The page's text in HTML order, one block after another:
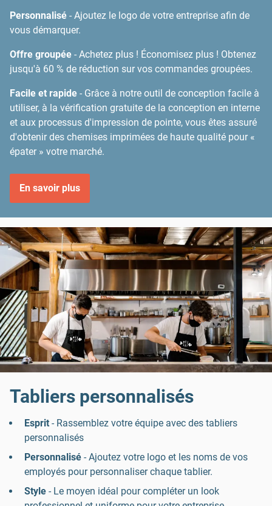
Personnalisé - Ajoutez le logo de votre entreprise afin de
vous démarquer.
Offre groupée - Achetez plus ! Économisez plus ! Obtenez
jusqu'à 60 % de réduction sur vos commandes groupées.
Facile et rapide - Grâce à notre outil de conception facile à
utiliser, à la vérification gratuite de la conception en interne
et aux processus d'impression de pointe, vous êtes assuré
d'obtenir des chemises imprimées de haute qualité pour «
épater » votre marché.
En savoir plus
Tabliers personnalisés
Esprit - Rassemblez votre équipe avec des tabliers
personnalisés
Personnalisé - Ajoutez votre logo et les noms de vos
employés pour personnaliser chaque tablier.
Style - Le moyen idéal pour compléter un look